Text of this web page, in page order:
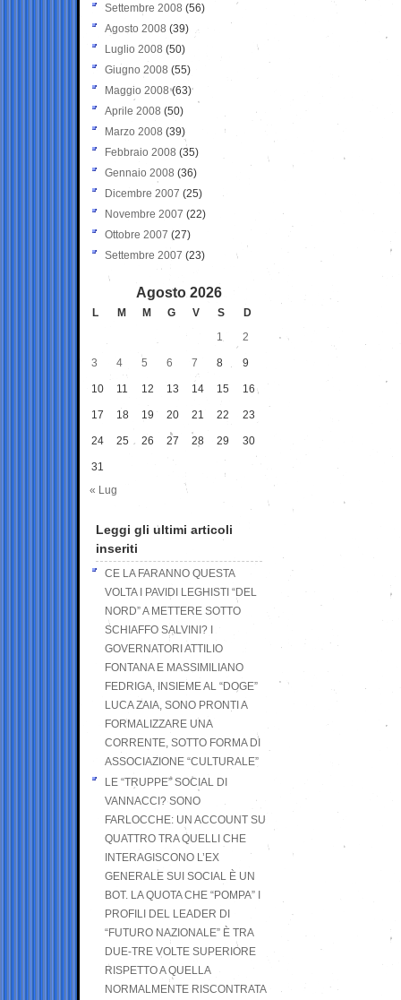
Settembre 2008 (56)
Agosto 2008 (39)
Luglio 2008 (50)
Giugno 2008 (55)
Maggio 2008(63)
Aprile 2008 (50)
Marzo 2008 (39)
Febbraio 2008 (35)
Gennaio 2008 (36)
Dicembre 2007 (25)
Novembre 2007 (22)
Ottobre 2007 (27)
Settembre 2007 (23)
Agosto 2026
L M M G V S
D
1
2
3 4 5 6 7 8 9
10 11 12 13 14 15 16
17 18 19 20 21 22 23
24 25 26 27 28 29 30
31
« Lug
Leggi gli ultimi articoli
inseriti
CE LA FARANNO QUESTA
VOLTA I PAVIDI LEGHISTI “DEL
NORD” A METTERE SOTTO
SCHIAFFO SALVINI? I
GOVERNATORI ATTILIO
FONTANA E MASSIMILIANO
FEDRIGA, INSIEME AL “DOGE”
LUCA ZAIA, SONO PRONTI A
FORMALIZZARE UNA
CORRENTE, SOTTO FORMA DI
ASSOCIAZIONE “CULTURALE”
LE “TRUPPE” SOCIAL DI
VANNACCI? SONO
FARLOCCHE: UN ACCOUNT SU
QUATTRO TRA QUELLI CHE
INTERAGISCONO L’EX
GENERALE SUI SOCIAL È UN
BOT. LA QUOTA CHE “POMPA” I
PROFILI DEL LEADER DI
“FUTURO NAZIONALE” È TRA
DUE-TRE VOLTE SUPERIORE
RISPETTO A QUELLA
NORMALMENTE RISCONTRATA